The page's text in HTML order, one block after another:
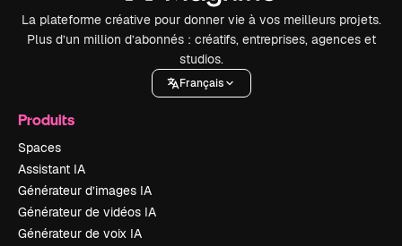
La plateforme créative pour donner vie à vos meilleurs projets.
Plus d’un million d’abonnés : créatifs, entreprises, agences et
studios.
Français
Produits
Spaces
Assistant IA
Générateur d’images IA
Générateur de vidéos IA
Générateur de voix IA